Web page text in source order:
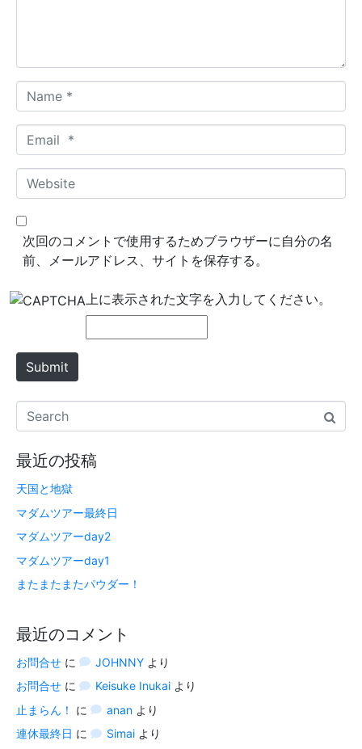
a
m
*
m
a
*
W
e
b
e
次回のコメントで使用するためブラウザーに自分の名
前、メールアドレス、サイトを保存する。
上に表示された文字を入力してください。
Submit
最近の投稿
天国と地獄
マダムツアー最終日
マダムツアーday2
マダムツアーday1
またまたまたパウダー！
最近のコメント
お問合せ に JOHNNYより
お問合せ に Keisuke Inukaiより
止まらん！
に ananより
連休最終日 に Simaiより